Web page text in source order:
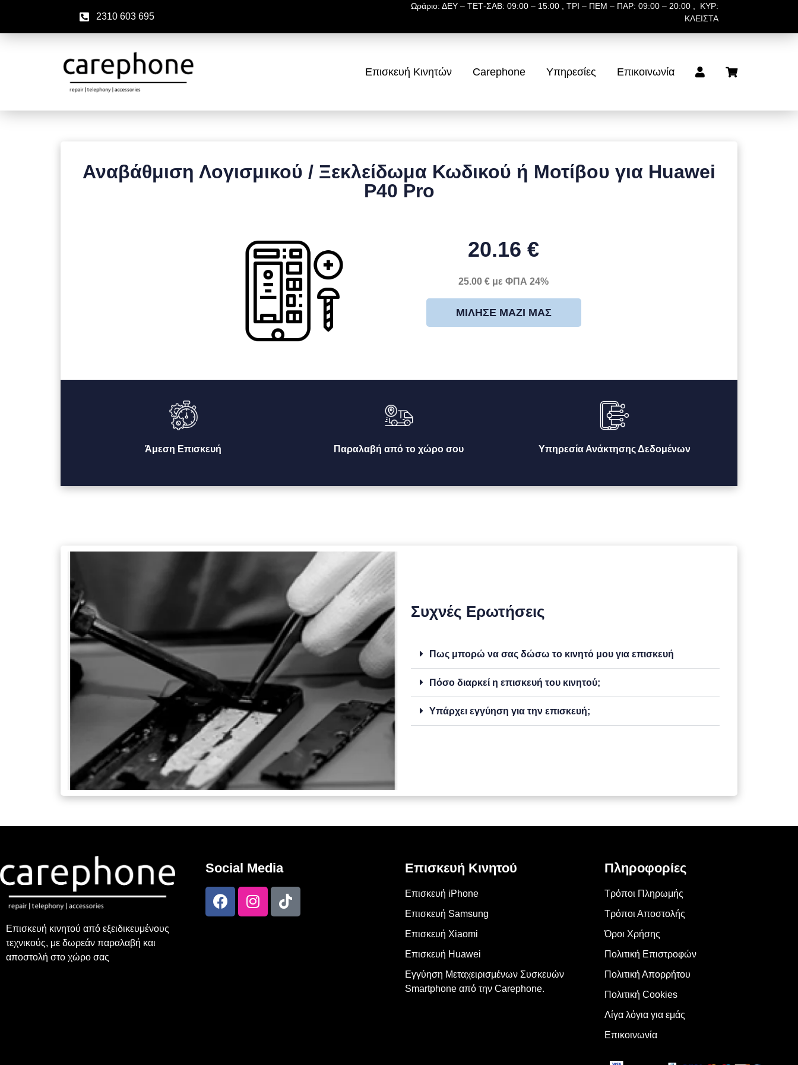
2310 603 695
Ωράριο: ΔΕΥ – ΤΕΤ-ΣΑΒ: 09:00 – 15:00 , ΤΡΙ – ΠΕΜ – ΠΑΡ: 09:00 – 20:00 , ΚΥΡ:
ΚΛΕΙΣΤΑ
Επισκευή Κινητών Carephone Υπηρεσίες Επικοινωνία
Αναβάθμιση Λογισμικού / Ξεκλείδωμα Κωδικού ή Μοτίβου για Huawei
P40 Pro
20.16 €
25.00 € με ΦΠΑ 24%
ΜΊΛΗΣΕ ΜΑΖΊ ΜΑΣ
Άμεση Επισκευή Παραλαβή από το χώρο σου Υπηρεσία Ανάκτησης Δεδομένων
Συχνές Ερωτήσεις
Πως μπορώ να σας δώσω το κινητό μου για επισκευή
Πόσο διαρκεί η επισκευή του κινητού;
Υπάρχει εγγύηση για την επισκευή;
Επισκευή κινητού από εξειδικευμένους
τεχνικούς, με δωρεάν παραλαβή και
αποστολή στο χώρο σας
Social Media Επισκευή Κινητού
Επισκευή iPhone
Επισκευή Samsung
Επισκευή Xiaomi
Επισκευή Huawei
Εγγύηση Μεταχειρισμένων Συσκευών
Smartphone από την Carephone.
Πληροφορίες
Τρόποι Πληρωμής
Τρόποι Αποστολής
Όροι Χρήσης
Πολιτική Επιστροφών
Πολιτική Απορρήτου
Πολιτική Cookies
Λίγα λόγια για εμάς
Επικοινωνία